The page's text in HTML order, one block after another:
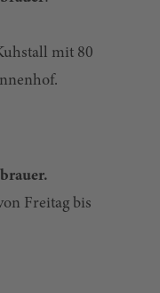
mit 80
Freitag bis